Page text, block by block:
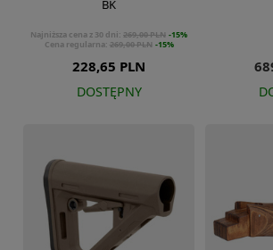
BK
228,65 PLN
Najniższa cena z 30 dni: 269,00 PLN -15%
Cena regularna: 269,00 PLN -15%
DOSTĘPNY